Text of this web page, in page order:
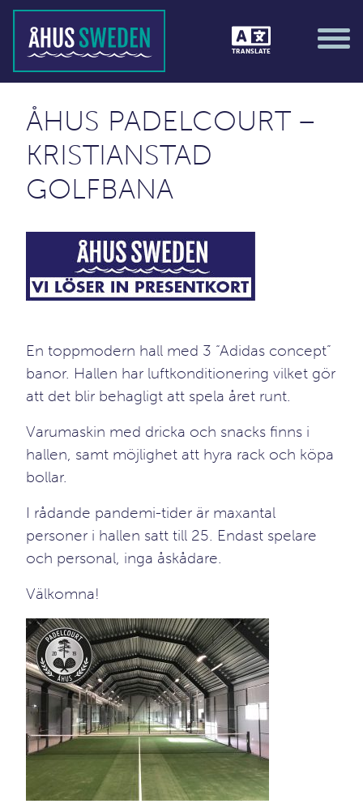
TRANSLATE
ÅHUS PADELCOURT –
KRISTIANSTAD
GOLFBANA
En toppmodern hall med 3 “Adidas concept”
banor. Hallen har luftkonditionering vilket gör
att det blir behagligt att spela året runt.
Varumaskin med dricka och snacks finns i
hallen, samt möjlighet att hyra rack och köpa
bollar.
I rådande pandemi-tider är maxantal
personer i hallen satt till 25. Endast spelare
och personal, inga åskådare.
Välkomna!